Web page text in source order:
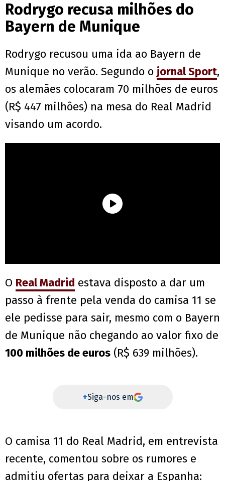
Rodrygo recusa milhões do
Bayern de Munique
Rodrygo recusou uma ida ao Bayern de
Munique no verão. Segundo o jornal Sport,
os alemães colocaram 70 milhões de euros
(R$ 447 milhões) na mesa do Real Madrid
visando um acordo.
O Real Madrid estava disposto a dar um
passo à frente pela venda do camisa 11 se
ele pedisse para sair, mesmo com o Bayern
de Munique não chegando ao valor fixo de
100 milhões de euros (R$ 639 milhões).
+Siga-nos em
O camisa 11 do Real Madrid, em entrevista
recente, comentou sobre os rumores e
admitiu ofertas para deixar a Espanha: